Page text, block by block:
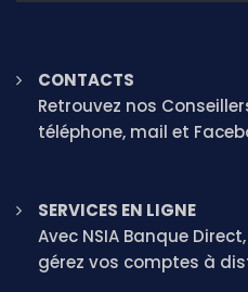
CONTACTS
Retrouvez nos
téléphone, mail et
SERVICES EN LIGNE
Avec NSIA Banque
gérez vos comptes à